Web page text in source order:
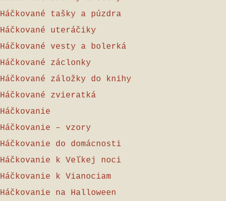
Háčkované tašky a púzdra
Háčkované uteráčiky
Háčkované vesty a bolerká
Háčkované záclonky
Háčkované záložky do knihy
Háčkované zvieratká
Háčkovanie
Háčkovanie – vzory
Háčkovanie do domácnosti
Háčkovanie k Veľkej noci
Háčkovanie k Vianociam
Háčkovanie na Halloween